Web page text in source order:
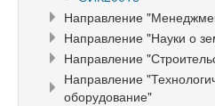
Направление
Направление "Науки о
Направление
Направление
оборудование"